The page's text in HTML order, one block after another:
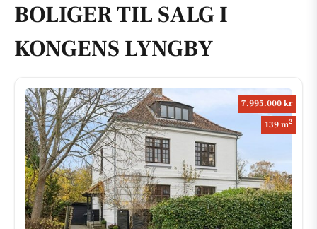
BOLIGER TIL SALG I
KONGENS LYNGBY
7.995.000 kr
139 m2